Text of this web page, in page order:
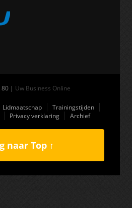
| Uw Business Online
Lidmaatschap
Trainingstijden
Privacy verklaring Archief
naar Top ↑